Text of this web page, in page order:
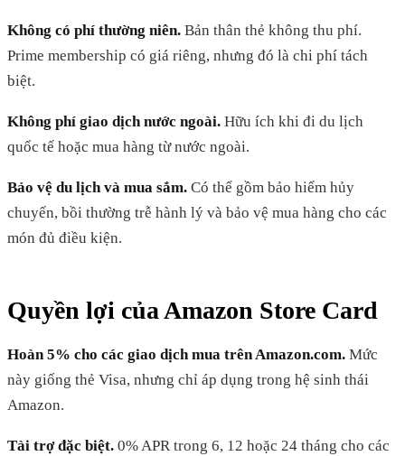
Không có phí thường niên. Bản thân thẻ không thu phí.
Prime membership có giá riêng, nhưng đó là chi phí tách
biệt.
Không phí giao dịch nước ngoài. Hữu ích khi đi du lịch
quốc tế hoặc mua hàng từ nước ngoài.
Bảo vệ du lịch và mua sắm. Có thể gồm bảo hiểm hủy
chuyến, bồi thường trễ hành lý và bảo vệ mua hàng cho các
món đủ điều kiện.
Quyền lợi của Amazon Store Card
Hoàn 5% cho các giao dịch mua trên Amazon.com. Mức
này giống thẻ Visa, nhưng chỉ áp dụng trong hệ sinh thái
Amazon.
Tài trợ đặc biệt. 0% APR trong 6, 12 hoặc 24 tháng cho các